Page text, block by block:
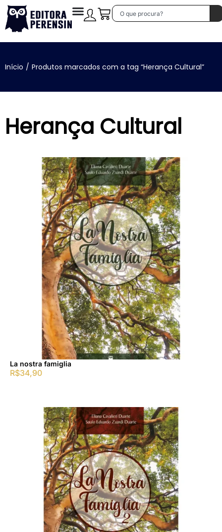
Início / Produtos marcados com a tag “Herança Cultural”
Herança Cultural
La nostra famiglia
R$34,90